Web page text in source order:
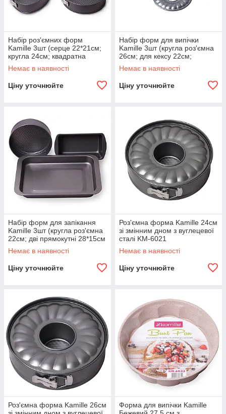
Набір роз'ємних форм
Kamille 3шт (серце 22*21см;
кругла 24см; квадратна
26*26см) KM-6020
Немає в наявності
Ціну уточнюйте
Набір форм для випічки
Kamille 3шт (кругла роз'ємна
26см; для кексу 22см;
прямокутна 28*15см) KM-
6030
Немає в наявності
Ціну уточнюйте
Набір форм для запікання
Kamille 3шт (кругла роз'ємна
22см; дві прямокутні 28*15см
і 42*29см) KM-6024
Немає в наявності
Ціну уточнюйте
Роз'ємна форма Kamille 24см
зі змінним дном з вуглецевої
сталі KM-6021
Немає в наявності
Ціну уточнюйте
Роз'ємна форма Kamille 26см
Форма для випічки Kamille